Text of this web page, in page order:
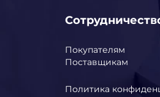
Покупателям
Поставщикам
Политика